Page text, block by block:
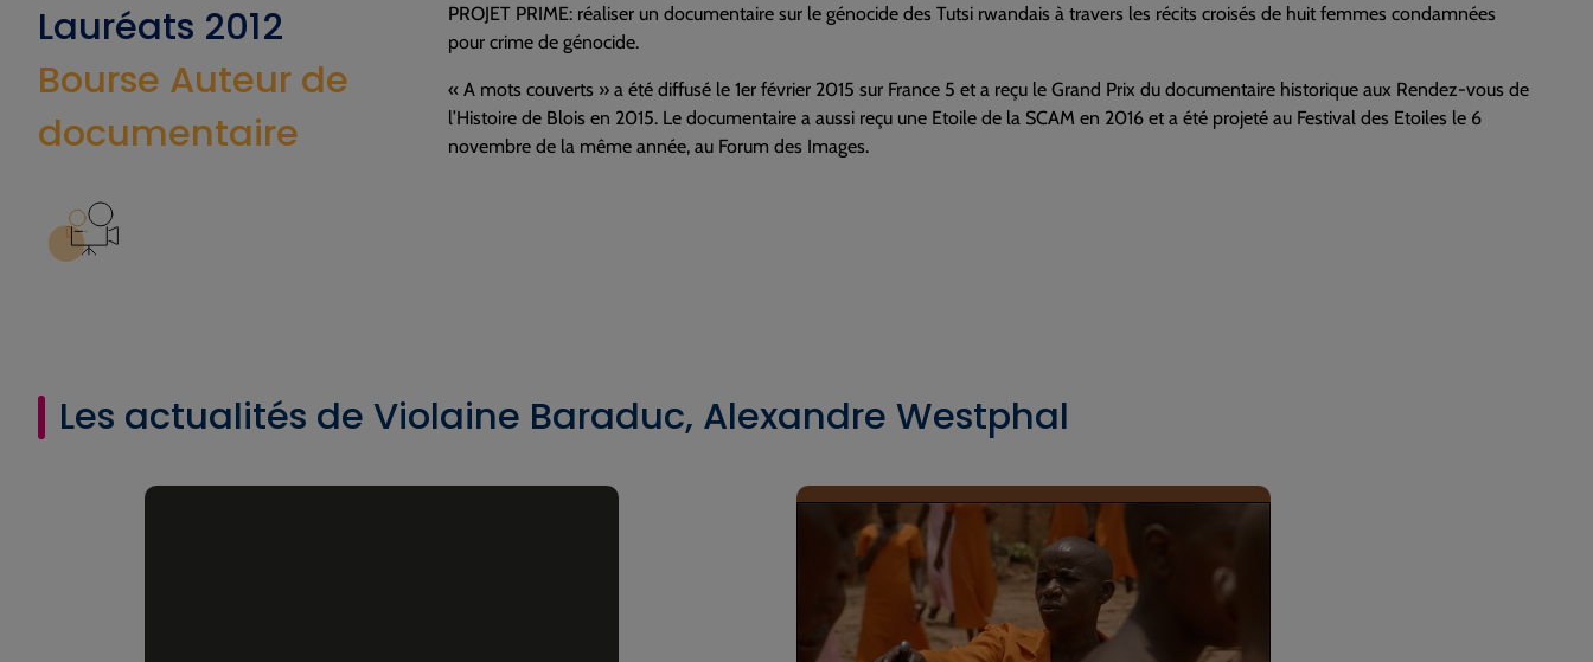
Lauréats 2012
Bourse Auteur de
documentaire
PROJET PRIME: réaliser un documentaire sur le génocide des Tutsi rwandais à travers les récits croisés de huit femmes condamnées
pour crime de génocide.
« A mots couverts » a été diffusé le 1er février 2015 sur France 5 et a reçu le Grand Prix du documentaire historique aux Rendez-vous de
l’Histoire de Blois en 2015. Le documentaire a aussi reçu une Etoile de la SCAM en 2016 et a été projeté au Festival des Etoiles le 6
novembre de la même année, au Forum des Images.
Les actualités de Violaine Baraduc, Alexandre Westphal